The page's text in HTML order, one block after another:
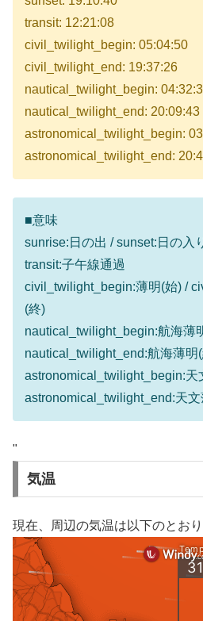
transit: 12:21:08
civil_twilight_begin: 05:04:50
civil_twilight_end: 19:37:26
nautical_twilight_begin:
nautical_twilight_end: 20:09:43
astronomical_twilight_begin:
astronomical_twilight_end:
■意味
sunrise:日の出 / sunset:日の入
transit:子午線通過
civil_twilight_begin:薄明(始) /
(終)
nautical_twilight_begin:航海薄
nautical_twilight_end:航海薄明
astronomical_twilight_begin:天
astronomical_twilight_end:天
"
気温
現在、周辺の気温は以下のとおり